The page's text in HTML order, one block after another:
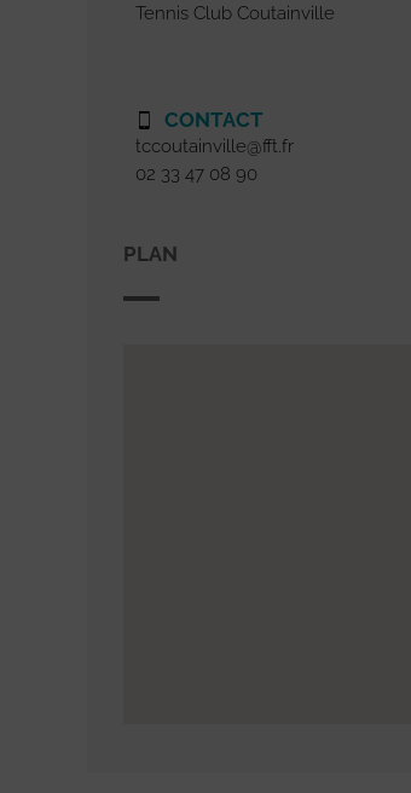
Tennis Club Coutainville
CONTACT
tccoutainville@fft.fr
02 33 47 08 90
PLAN